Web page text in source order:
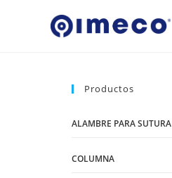
Productos
ALAMBRE PARA SUTURA
COLUMNA